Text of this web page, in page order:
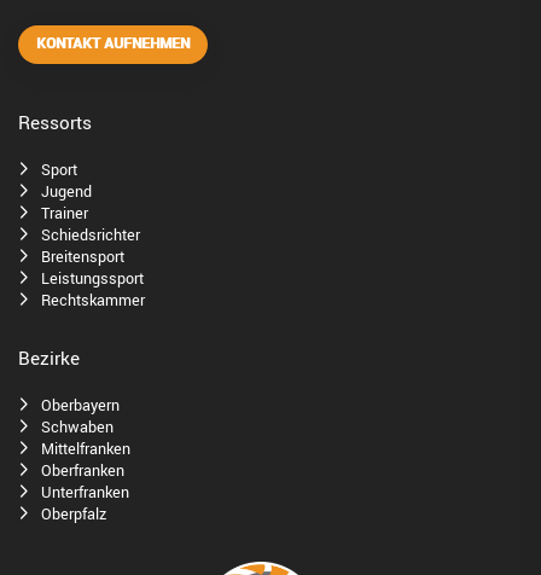
KONTAKT AUFNEHMEN
Ressorts
Sport
Jugend
Trainer
Schiedsrichter
Breitensport
Leistungssport
Rechtskammer
Bezirke
Oberbayern
Schwaben
Mittelfranken
Oberfranken
Unterfranken
Oberpfalz